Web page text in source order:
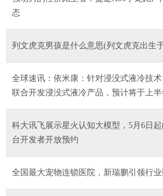
态
列文虎克男孩是什么意思(列文虎克出生
全球速讯：依米康：针对浸没式液冷技
联合开发浸没式液冷产品，预计将于上
科大讯飞展示星火认知大模型，5月6日
台开发者开放预约
全国最大宠物连锁医院，新瑞鹏引领行